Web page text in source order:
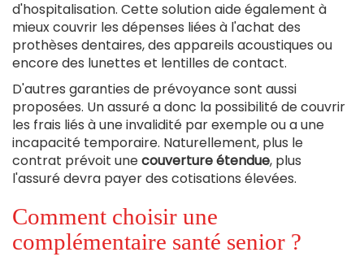
d'hospitalisation. Cette solution aide également à
mieux couvrir les dépenses liées à l'achat des
prothèses dentaires, des appareils acoustiques ou
encore des lunettes et lentilles de contact.
D'autres garanties de prévoyance sont aussi
proposées. Un assuré a donc la possibilité de couvrir
les frais liés à une invalidité par exemple ou a une
incapacité temporaire. Naturellement, plus le
contrat prévoit unecouverture étendue, plus
l'assuré devra payer des cotisations élevées.
Comment choisir une
complémentaire santé senior ?